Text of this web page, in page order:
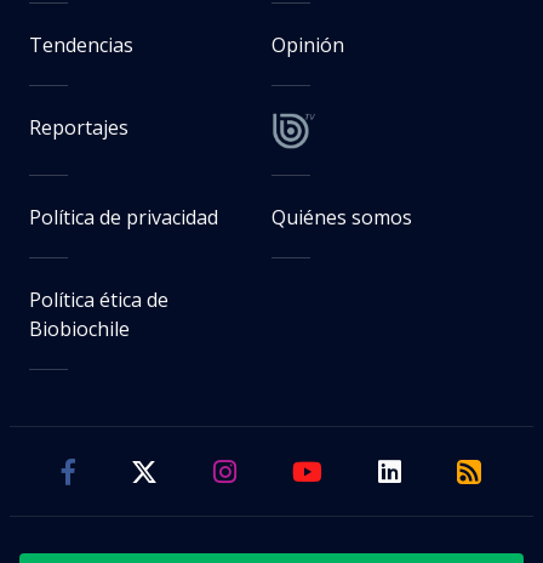
Tendencias Opinión
Reportajes
Política de privacidad Quiénes somos
Política ética de
Biobiochile